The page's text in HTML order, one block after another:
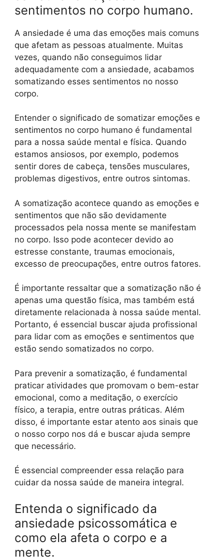
sentimentos no corpo humano.
A ansiedade é uma das emoções mais comuns
que afetam as pessoas atualmente. Muitas
vezes, quando não conseguimos lidar
adequadamente com a ansiedade, acabamos
somatizando esses sentimentos no nosso
corpo.
Entender o significado de somatizar emoções e
sentimentos no corpo humano é fundamental
para a nossa saúde mental e física. Quando
estamos ansiosos, por exemplo, podemos
sentir dores de cabeça, tensões musculares,
problemas digestivos, entre outros sintomas.
A somatização acontece quando as emoções e
sentimentos que não são devidamente
processados pela nossa mente se manifestam
no corpo. Isso pode acontecer devido ao
estresse constante, traumas emocionais,
excesso de preocupações, entre outros fatores.
É importante ressaltar que a somatização não é
apenas uma questão física, mas também está
diretamente relacionada à nossa saúde mental.
Portanto, é essencial buscar ajuda profissional
para lidar com as emoções e sentimentos que
estão sendo somatizados no corpo.
Para prevenir a somatização, é fundamental
praticar atividades que promovam o bem-estar
emocional, como a meditação, o exercício
físico, a terapia, entre outras práticas. Além
disso, é importante estar atento aos sinais que
o nosso corpo nos dá e buscar ajuda sempre
que necessário.
É essencial compreender essa relação para
cuidar da nossa saúde de maneira integral.
Entenda o significado da
ansiedade psicossomática e
como ela afeta o corpo e a
mente.